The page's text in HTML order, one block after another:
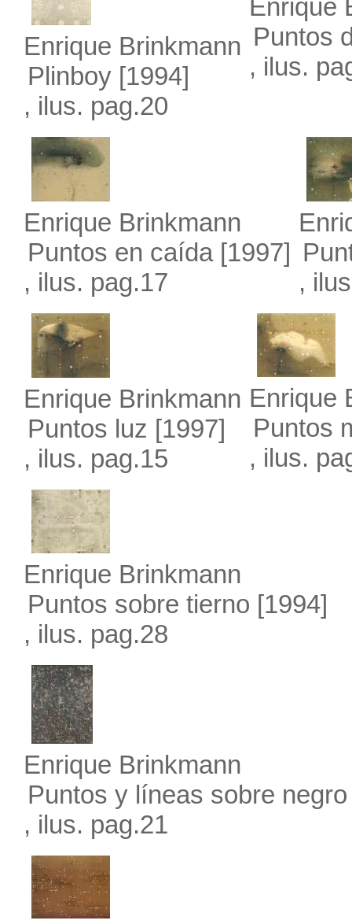
Enrique Brinkmann
Plinboy [1994]
, ilus. pag.20
Enrique
Puntos
, ilus.
Enrique Brinkmann
Puntos en caída[1997]
, ilus. pag.17
,
Enrique Brinkmann
Puntos luz [1997]
, ilus. pag.15
Enrique
Puntos
, ilus.
Enrique Brinkmann
Puntos sobre tierno [1994]
, ilus. pag.28
Enrique Brinkmann
Puntos y líneas sobre
, ilus. pag.21